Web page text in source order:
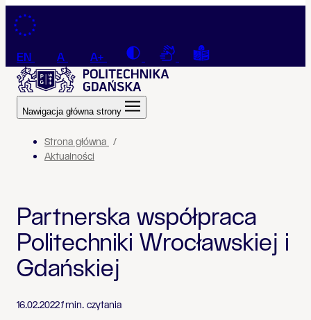
Przejdź do treści
EN A A+ Contrast Connection with a sign
Tekst łatwy do
Nawigacja główna strony
Strona główna
Aktualności
Partnerska współpraca
Politechniki Wrocławskiej i
Gdańskiej
16.02.20221min. czytania